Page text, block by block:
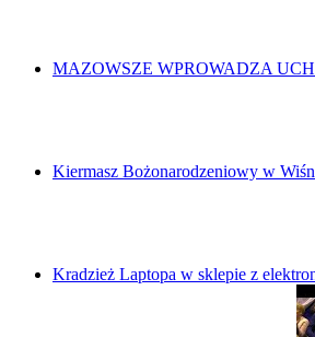
MAZOWSZE WPROWADZA
Kiermasz Bożonarodzeniowy w
Kradzież Laptopa w sklepie z